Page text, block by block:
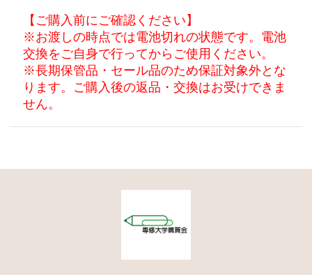
【ご購入前にご確認ください】
※お渡しの時点では電池切れの状態です。電池
交換をご自身で行ってからご使用ください。
※長期保管品・セール品のため保証対象外とな
ります。ご購入後の返品・交換はお受けできま
せん。